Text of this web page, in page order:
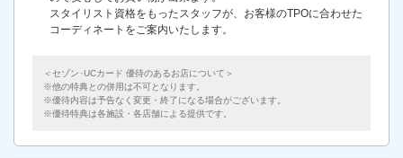
スタイリスト資格をもったスタッフが、お客様のTPOに合わせた
コーディネートをご案内いたします。
＜セゾン･UCカード 優待のあるお店について＞
他の特典との併用は不可となります。
優待内容は予告なく変更・終了になる場合がございます。
優待特典は各施設・各店舗による提供です。